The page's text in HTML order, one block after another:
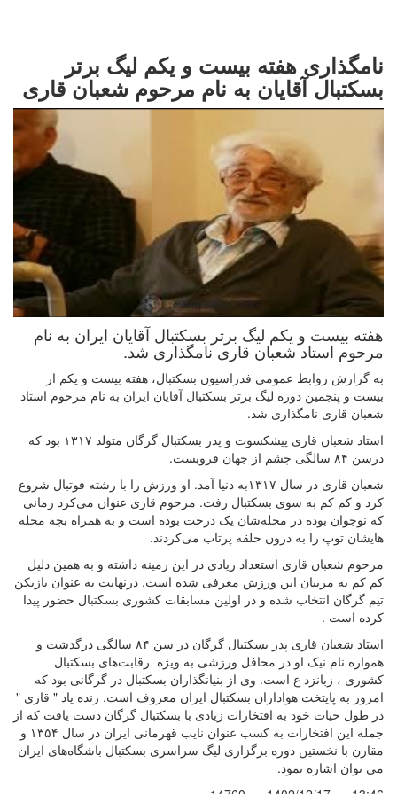
نامگذاری هفته بیست و یکم لیگ برتر
بسکتبال آقایان به نام مرحوم شعبان قاری
هفته بیست و یکم لیگ برتر بسکتبال آقایان ایران به نام
مرحوم استاد شعبان قاری نامگذاری شد.
به گزارش روابط عمومی فدراسیون بسکتبال، هفته بیست و یکم از
بیست و پنجمین دوره لیگ برتر بسکتبال آقایان ایران به نام مرحوم استاد
شعبان قاری نا‌مگذاری شد.
استاد شعبان قاری پیشکسوت و پدر بسکتبال گرگان متولد ۱۳۱۷ بود که
درسن ۸۴ سالگی چشم از جهان فروبست.
شعبان قاری در سال ۱۳۱۷به دنیا آمد. او ورزش را با رشته فوتبال شروع
کرد و کم کم به سوی بسکتبال رفت. مرحوم قاری عنوان می‌کرد زمانی
که نوجوان بوده در محله‌شان یک درخت بوده است و به همراه بچه محله
هایشان توپ را به درون حلقه پرتاب می‌کردند.
مرحوم شعبان قاری استعداد زیادی در این زمینه داشته و به همین دلیل
کم کم به مربیان این ورزش معرفی شده است. درنهایت به عنوان بازیکن
تیم گرگان انتخاب شده و در اولین مسابقات کشوری بسکتبال حضور پیدا
کرده است .
استاد شعبان قاری پدر بسکتبال گرگان در سن ۸۴ سالگی درگذشت و
همواره نام نیک او در محافل ورزشی به ویژه رقابت‌های بسکتبال
کشوری ، زبانزد ع است. وی از بنیانگذاران بسکتبال در گرگانی بود که
امروز به پایتخت هواداران بسکتبال ایران معروف است. زنده یاد " قاری "
در طول حیات خود به افتخارات زیادی با بسکتبال گرگان دست یافت که از
جمله این افتخارات به کسب عنوان نایب قهرمانی ایران در سال ۱۳۵۴ و
مقارن با نخستین دوره برگزاری لیگ سراسری بسکتبال باشگاه‌های ایران
می توان اشاره نمود.